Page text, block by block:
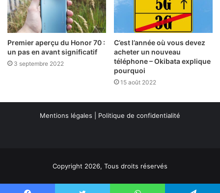
Premier aperçu du Honor 70 :
un pas en avant significatif
3 septembre 2022
C’est l’année où vous devez
acheter un nouveau
téléphone – Okibata explique
pourquoi
15 août 2022
Mentions légales Politique de confidentialité
Copyright 2026, Tous droits réservés